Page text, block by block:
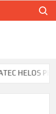
HELOS PHÂN